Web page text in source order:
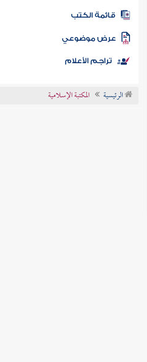
المكتبة
الكتب
موضوعي
تراجم الأعلام
الرئيسية المكتبة الإسلامية